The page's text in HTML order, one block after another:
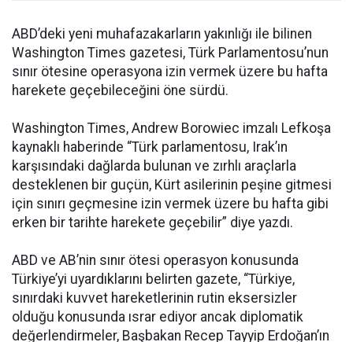
ABD’deki yeni muhafazakarların yakınlığı ile bilinen
Washington Times gazetesi, Türk Parlamentosu’nun
sınır ötesine operasyona izin vermek üzere bu hafta
harekete geçebileceğini öne sürdü.
Washington Times, Andrew Borowiec imzalı Lefkoşa
kaynaklı haberinde “Türk parlamentosu, Irak’ın
karşısındaki dağlarda bulunan ve zırhlı araçlarla
desteklenen bir guçün, Kürt asilerinin peşine gitmesi
için sınırı geçmesine izin vermek üzere bu hafta gibi
erken bir tarihte harekete geçebilir” diye yazdı.
ABD ve AB’nin sınır ötesi operasyon konusunda
Türkiye’yi uyardıklarını belirten gazete, “Türkiye,
sınırdaki kuvvet hareketlerinin rutin eksersizler
olduğu konusunda ısrar ediyor ancak diplomatik
değerlendirmeler, Başbakan Recep Tayyip Erdoğan’ın